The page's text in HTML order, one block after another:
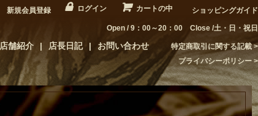
新規会員登録 ログイン カートの中 ショッピングガイド
Open / 9：00～20：00 Close /土・日・祝日
店舗紹介 店長日記 お問い合わせ
特定商取引に関する記載
プライバシーポリシー